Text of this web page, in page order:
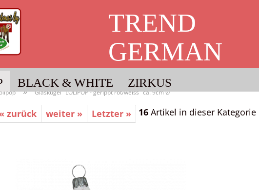
TREND
GERMAN
CHRISTMAS
DAMIT AUCH IHR CHRISTBAUM
BLACK & WHITE ZIRKUS
» Glaskugel "LOLIPOP - gerippt rot/weiss" ca. 9cm Ø
« zurück weiter » Letzter » 16 Artikel in dieser Kategorie